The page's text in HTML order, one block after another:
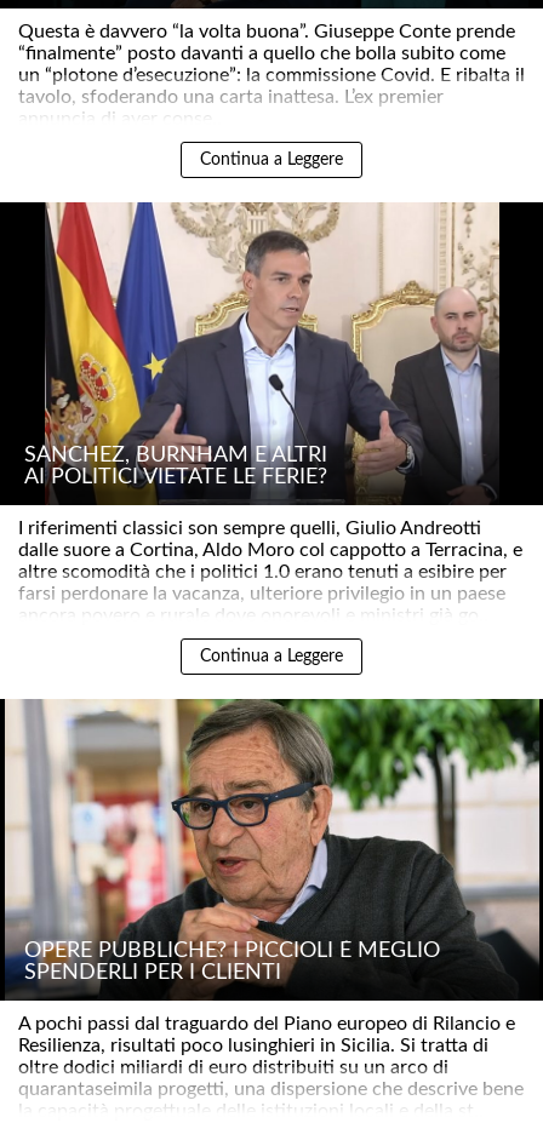
Questa è davvero “la volta buona”. Giuseppe Conte prende
“finalmente” posto davanti a quello che bolla subito come
un “plotone d’esecuzione”: la commissione Covid. E ribalta il
tavolo, sfoderando una carta inattesa. L’ex premier
annuncia di aver conse..
Continua a Leggere
SÁNCHEZ, BURNHAM E ALTRI
AI POLITICI VIETATE LE FERIE?
I riferimenti classici son sempre quelli, Giulio Andreotti
dalle suore a Cortina, Aldo Moro col cappotto a Terracina, e
altre scomodità che i politici 1.0 erano tenuti a esibire per
farsi perdonare la vacanza, ulteriore privilegio in un paese
ancora povero e rurale dove onorevoli e ministri già go..
Continua a Leggere
OPERE PUBBLICHE? I PICCIOLI È MEGLIO
SPENDERLI PER I CLIENTI
A pochi passi dal traguardo del Piano europeo di Rilancio e
Resilienza, risultati poco lusinghieri in Sicilia. Si tratta di
oltre dodici miliardi di euro distribuiti su un arco di
quarantaseimila progetti, una dispersione che descrive bene
la capacità progettuale delle istituzioni locali e della st..